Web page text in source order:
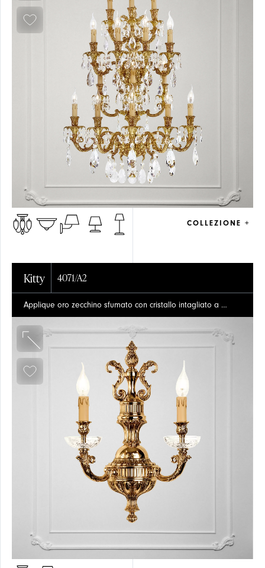
DI
OTTONE
VETRO
COLLEZIONE +
Kitty 4071/A2
Applique oro zecchino sfumato con cristallo intagliato a mano